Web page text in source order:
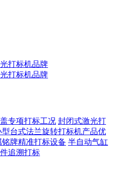
打标机品牌
打标机品牌
专项打标工况 封闭式激光打
型台式法兰旋转打标机产品优
牌精准打标设备 半自动气缸
追溯打标